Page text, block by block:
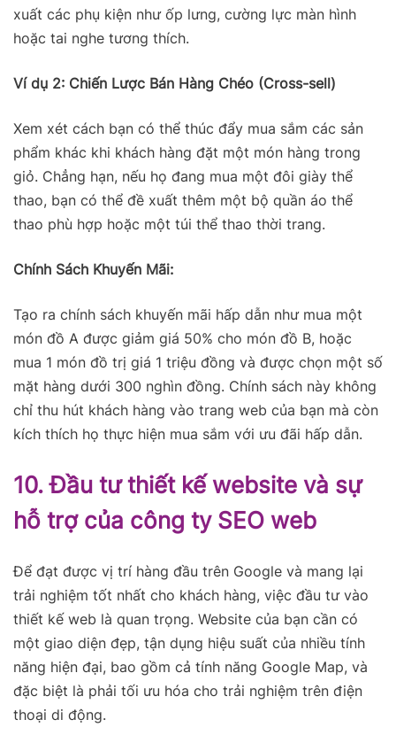
xuất các phụ kiện như ốp lưng, cường lực màn hình
hoặc tai nghe tương thích.
Ví dụ 2: Chiến Lược Bán Hàng Chéo (Cross-sell)
Xem xét cách bạn có thể thúc đẩy mua sắm các sản
phẩm khác khi khách hàng đặt một món hàng trong
giỏ. Chẳng hạn, nếu họ đang mua một đôi giày thể
thao, bạn có thể đề xuất thêm một bộ quần áo thể
thao phù hợp hoặc một túi thể thao thời trang.
Chính Sách Khuyến Mãi:
Tạo ra chính sách khuyến mãi hấp dẫn như mua một
món đồ A được giảm giá 50% cho món đồ B, hoặc
mua 1 món đồ trị giá 1 triệu đồng và được chọn một số
mặt hàng dưới 300 nghìn đồng. Chính sách này không
chỉ thu hút khách hàng vào trang web của bạn mà còn
kích thích họ thực hiện mua sắm với ưu đãi hấp dẫn.
10. Đầu tư thiết kế website và sự
hỗ trợ của công ty SEO web
Để đạt được vị trí hàng đầu trên Google và mang lại
trải nghiệm tốt nhất cho khách hàng, việc đầu tư vào
thiết kế web là quan trọng. Website của bạn cần có
một giao diện đẹp, tận dụng hiệu suất của nhiều tính
năng hiện đại, bao gồm cả tính năng Google Map, và
đặc biệt là phải tối ưu hóa cho trải nghiệm trên điện
thoại di động.